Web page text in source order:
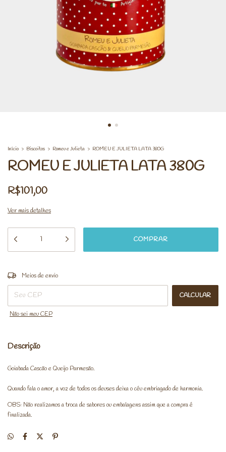
Início > Biscoitos > Romeu e Julieta > ROMEU E JULIETA LATA 380G
ROMEU E JULIETA LATA 380G
R$101,00
Ver mais detalhes
Entregas para o CEP:
Meios de envio
CALCULAR
Não sei meu CEP
Descrição
Goiabada Cascão e Queijo Parmesão.
Quando fala o amor, a voz de todos os deuses deixa o céu embriagado de harmonia.
OBS: Não realizamos a troca de sabores ou embalagens assim que a compra é
finalizada.